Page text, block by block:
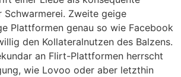
Schwarmerei. Zweite geige
Plattformen genau so wie Facebook
den Kollateralnutzen des Balzens.
an Flirt-Plattformen herrscht
wie Lovoo oder aber letzthin